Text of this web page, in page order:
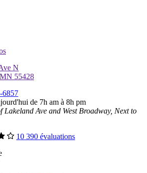
N
55428
6857
de 7h am à 8h pm
Lakeland Ave and West Broadway, Next to
10 390 évaluations